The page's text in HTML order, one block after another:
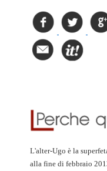
L'alter-Ugo è la
alla fine di febbraio